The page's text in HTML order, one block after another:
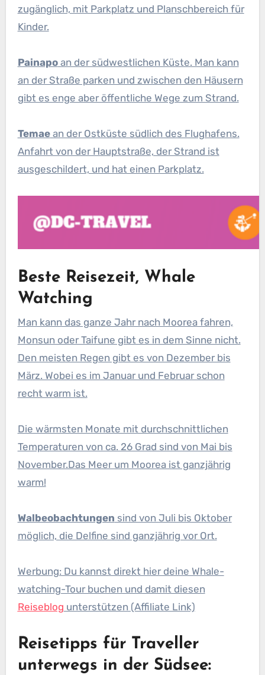
zugänglich, mit Parkplatz und Planschbereich für
Kinder.
Painapoan der südwestlichen Küste. Man kann
an der Straße parken und zwischen den Häusern
gibt es enge aber öffentliche Wege zum Strand.
Temaean der Ostküste südlich des Flughafens.
Anfahrt von der Hauptstraße, der Strand ist
ausgeschildert, und hat einen Parkplatz.
Beste Reisezeit, Whale
Watching
Man kann das ganze Jahr nach Moorea fahren,
Monsun oder Taifune gibt es in dem Sinne nicht.
Den meisten Regen gibt es von Dezember bis
März. Wobei es im Januar und Februar schon
recht warm ist.
Die wärmsten Monate mit durchschnittlichen
Temperaturen von ca. 26 Grad sind von Mai bis
November.Das Meer um Moorea ist ganzjährig
warm!
Walbeobachtungen sind von Juli bis Oktober
möglich, die Delfine sind ganzjährig vor Ort.
Werbung: Du kannst direkt hier deine Whale-
watching-Tour buchen und damit diesen
Reiseblog unterstützen (Affiliate Link)
Reisetipps für Traveller
unterwegs in der Südsee: